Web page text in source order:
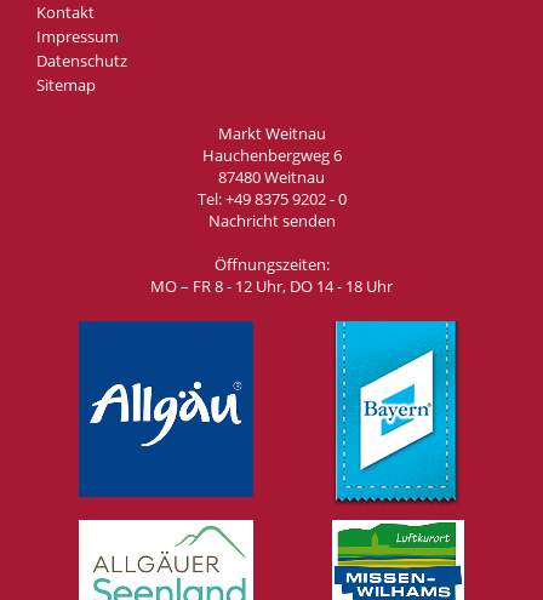
Kontakt
Impressum
Datenschutz
Sitemap
Markt Weitnau
Hauchenbergweg 6
87480 Weitnau
Tel:+49 8375 9202 - 0
Nachricht senden
Öffnungszeiten:
MO – FR 8 - 12 Uhr, DO 14 - 18 Uhr